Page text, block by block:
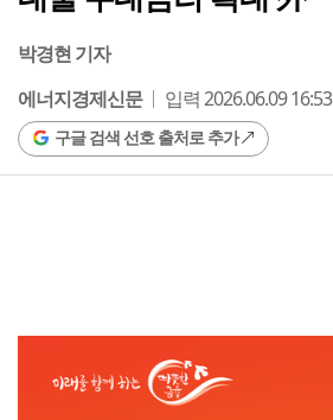
박경현 기자
에너지경제신문
입력 2026.06.09 16:53
구글 검색 선호 출처로 추가